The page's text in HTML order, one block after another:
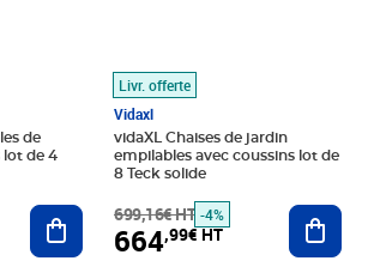
de
lot de 4
Ajouter au panier
Livr. offerte
Vidaxl
vidaXL Chaises de jardin
empilables avec coussins lot de
8 Teck solide
699,16€ HT -4%
664,99€ HT